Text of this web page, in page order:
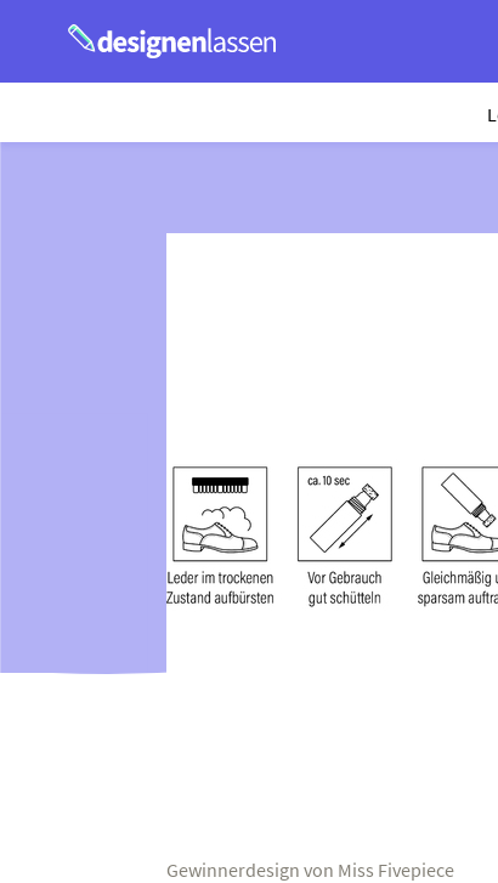
Gewinnerdesign von Miss Fivepiece